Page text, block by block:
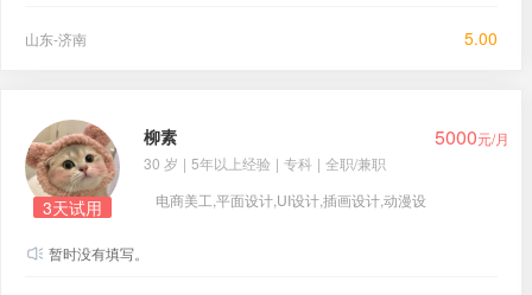
山东-济南 5.00
3天试用
柳素 5000元/月
30 岁 | 5年以上经验 | 专科 | 全职/兼职
电商美工,平面设计,UI设计,插画设计,动漫设
暂时没有填写。